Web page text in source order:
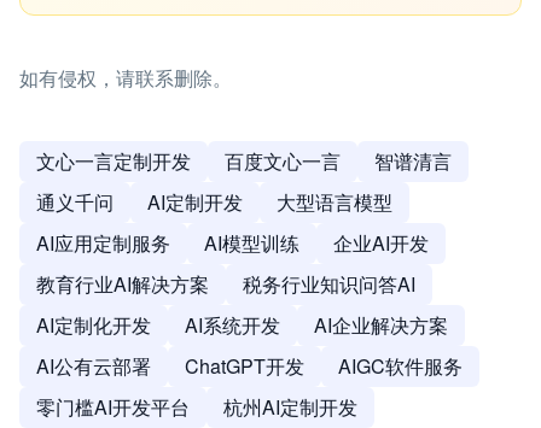
如有侵权，请联系删除。
文心一言定制开发 百度文心一言
智谱清言
通义千问
AI定制开发
大型语言模型
AI应用定制服务
AI模型训练
企业AI开发
教育行业AI解决方案
税务行业知识问答AI
AI定制化开发
AI系统开发
AI企业解决方案
AI公有云部署
ChatGPT开发
AIGC软件服务
零门槛AI开发平台
杭州AI定制开发